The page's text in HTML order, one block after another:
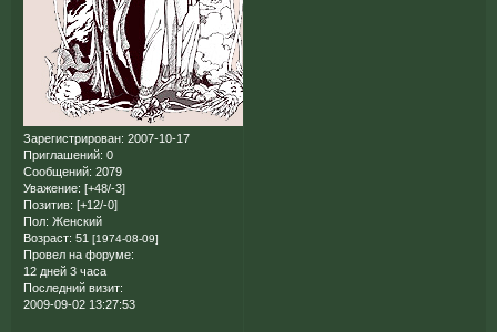
Зарегистрирован: 2007-10-17
Приглашений: 0
Сообщений: 2079
Уважение: [+48/-3]
Позитив: [+12/-0]
Пол: Женский
Возраст: 51 [1974-08-09]
Провел на форуме:
12 дней 3 часа
Последний визит:
2009-09-02 13:27:53